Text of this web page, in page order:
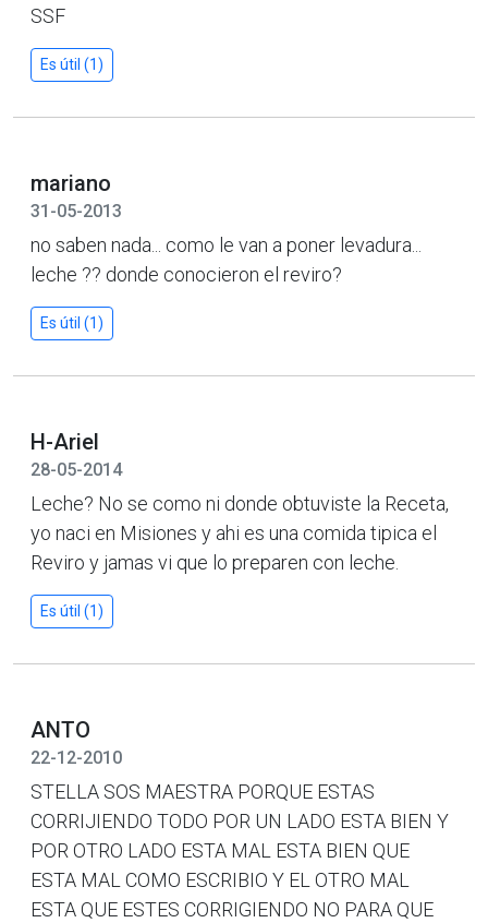
SSF
Es útil (1)
mariano
31-05-2013
no saben nada... como le van a poner levadura...
leche ?? donde conocieron el reviro?
Es útil (1)
H-Ariel
28-05-2014
Leche? No se como ni donde obtuviste la Receta,
yo naci en Misiones y ahi es una comida tipica el
Reviro y jamas vi que lo preparen con leche.
Es útil (1)
ANTO
22-12-2010
STELLA SOS MAESTRA PORQUE ESTAS
CORRIJIENDO TODO POR UN LADO ESTA BIEN Y
POR OTRO LADO ESTA MAL ESTA BIEN QUE
ESTA MAL COMO ESCRIBIO Y EL OTRO MAL
ESTA QUE ESTES CORRIGIENDO NO PARA QUE